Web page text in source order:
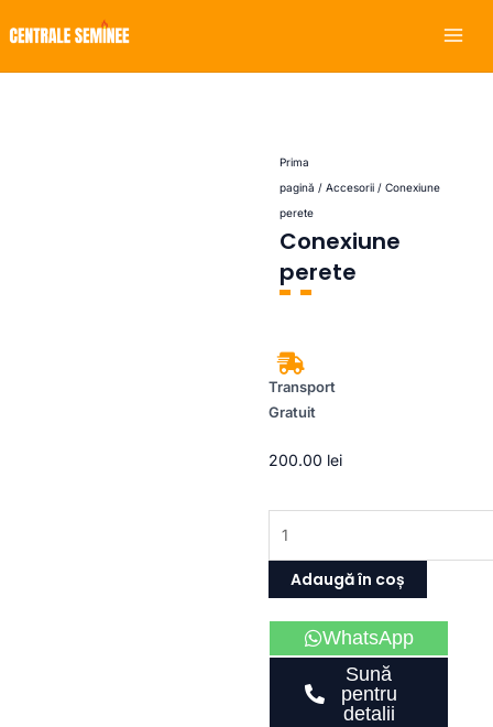
to
Prima
pagină / Accesorii / Conexiune
perete
Conexiune
perete
Transport
Gratuit
200.00 lei
Conexiune
perete
Adaugă în coș
WhatsApp
Sună
pentru
detalii